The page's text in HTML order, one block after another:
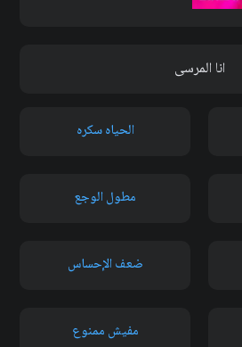
انا المرسى
الحياه سكره
مطول الوجع
ضعف الإحساس
مفيش ممنوع